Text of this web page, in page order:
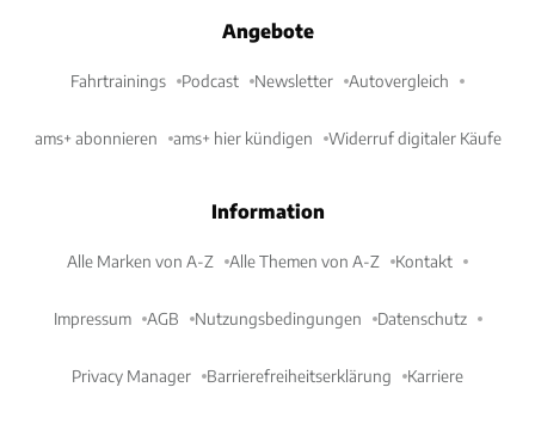
Angebote
Fahrtrainings Podcast Newsletter Autovergleich
ams+ abonnieren ams+ hier kündigen Widerruf digitaler Käufe
Information
Alle Marken von A-Z Alle Themen von A-Z Kontakt
Impressum AGB Nutzungsbedingungen Datenschutz
Privacy Manager Barrierefreiheitserklärung Karriere